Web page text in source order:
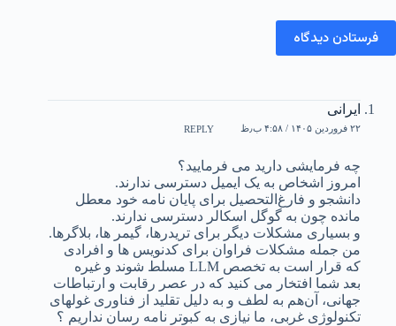
فرستادن دیدگاه
ایرانی
۲۲ فروردین ۱۴۰۵ / ۴:۵۸ ب٫ظ REPLY
چه فرمایشی دارید می فرمایید؟
امروز اشخاص به یک ایمیل دسترسی ندارند.
دانشجو و فارغ‌التحصیل برای پایان نامه خود معطل
مانده چون به گوگل اسکالر دسترسی ندارند.
و بسیاری مشکلات دیگر برای تریدرها، گیمر ها، بلاگرها.
من جمله مشکلات فراوان برای کدنویس ها و افرادی
که قرار است به تخصص LLM مسلط شوند و غیره
بعد شما افتخار می کنید که در عصر رقابت و ارتباطات
جهانی، آن‌هم به لطف و به دلیل تقلید از فناوری غولهای
تکنولوژی غربی، ما نیازی به کبوتر نامه رسان نداریم ؟